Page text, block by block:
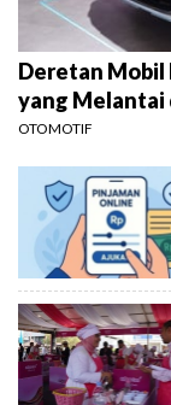
Deretan Mobil
yang Melantai
OTOMOTIF